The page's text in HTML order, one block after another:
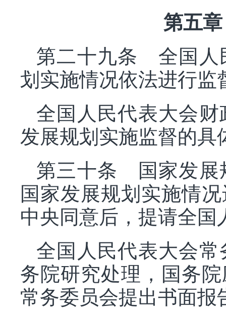
第五
第二十九条 全国人
划实施情况依法进行监
全国人民代表大会
发展规划实施监督的具
第三十条 国家发展
国家发展规划实施情
中央同意后，提请全
全国人民代表大会
务院研究处理，国务
常务委员会提出书面报